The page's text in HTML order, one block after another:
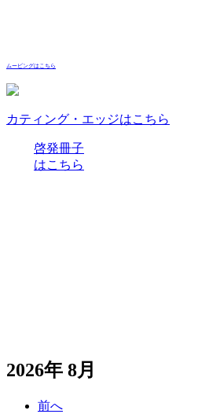
ムービングはこちら
カティング・エッジはこちら
啓発冊子
はこちら
2026年 8月
前へ